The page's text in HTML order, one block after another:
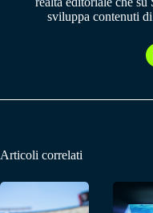
sviluppa contenuti
Articoli correlati